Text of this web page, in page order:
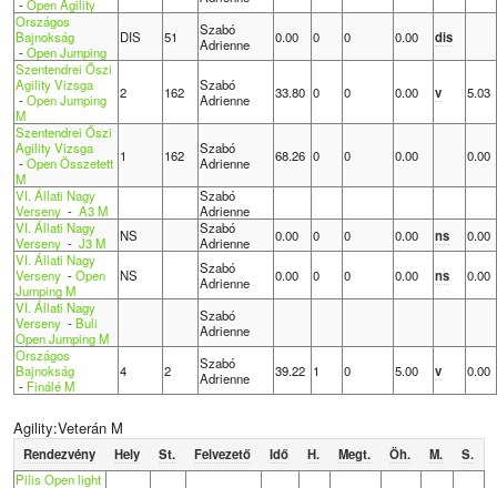
-Open Agility
Országos
Bajnokság
-Open Jumping
DIS 51
Szabó
Adrienne
0.00 0 0 0.00
dis
Szentendrei Őszi
Agility Vizsga
-Open Jumping
M
2 162
Szabó
Adrienne
33.80 0 0 0.00 v 5.03
Szentendrei Őszi
Agility Vizsga
-Open Összetett
M
1 162
Szabó
Adrienne
68.26 0 0 0.00 0.00
VI. Állati Nagy
Verseny- A3 M
Szabó
Adrienne
VI. Állati Nagy
Verseny- J3 M NS
Szabó
Adrienne
0.00 0 0 0.00 ns
0.00
VI. Állati Nagy
Verseny-Open
Jumping M
NS
Szabó
Adrienne
0.00 0 0 0.00 ns
0.00
VI. Állati Nagy
Verseny-Buli
Open Jumping M
Szabó
Adrienne
Országos
Bajnokság
- Finálé M
4 2
Szabó
Adrienne
39.22 1 0 5.00 v 0.00
Agility:Veterán M
Rendezvény Hely St. Felvezető Idő H. Megt. Öh. M.
S.
Pilis Open light